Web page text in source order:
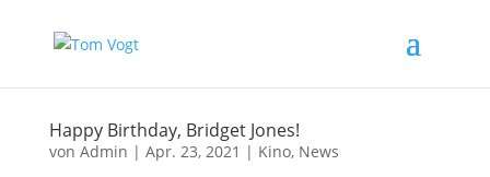
Happy Birthday, Bridget Jones!
von Admin | Apr. 23, 2021 | Kino, News